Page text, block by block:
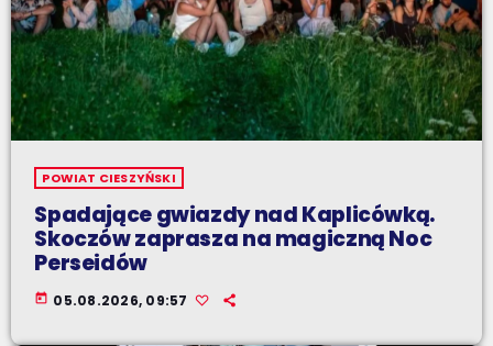
POWIAT CIESZYŃSKI
Spadające gwiazdy nad Kaplicówką.
Skoczów zaprasza na magiczną Noc
Perseidów
today 05.08.2026, 09:57